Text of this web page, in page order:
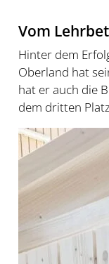
Vom
Hinter dem
Oberland hat
hat er auch die
dem dritten